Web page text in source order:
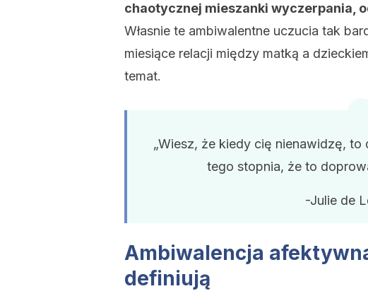
chaotycznej mieszanki wyczerpania,
Własnie te ambiwalentne uczucia tak
miesiące relacji między matką a
temat.
„Wiesz, że kiedy cię nienawidzę,
tego stopnia, że to
-Julie de
Ambiwalencja
definiują